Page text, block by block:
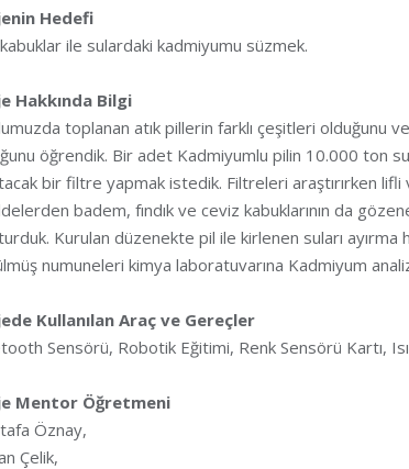
Hedefi
kabuklar ile sulardaki kadmiyumu süzmek.
Hakkında Bilgi
toplanan atık pillerin farklı çeşitleri olduğunu
öğrendik. Bir adet Kadmiyumlu pilin 10.000 ton
bir filtre yapmak istedik. Filtreleri araştırırken lifli
badem, fındık ve ceviz kabuklarının da
Kurulan düzenekte pil ile kirlenen suları
numuneleri kimya laboratuvarına Kadmiyum
Kullanılan Araç ve Gereçler
Sensörü, Robotik Eğitimi, Renk Sensörü Kartı,
Mentor Öğretmeni
Öznay,
Çelik,